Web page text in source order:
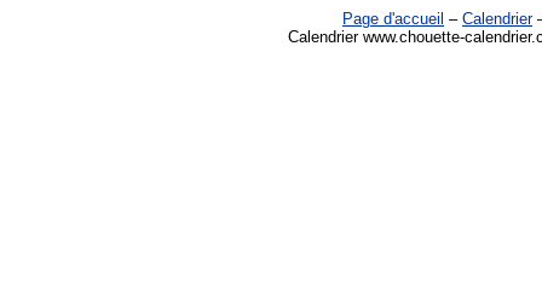
Page d'accueil – Calendrier
Calendrier www.chouette-